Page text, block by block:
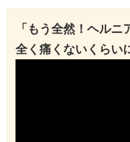
「もう全然！ヘル
全く痛くないくらい